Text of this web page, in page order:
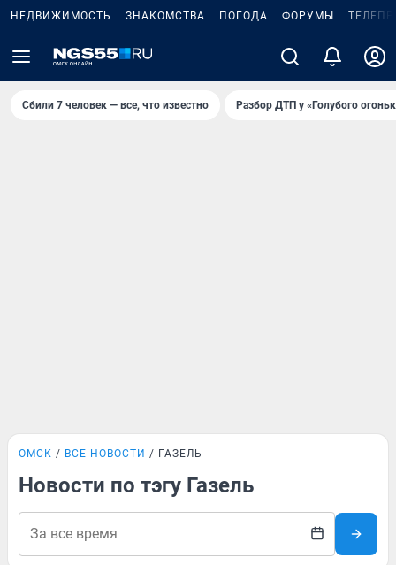
НЕДВИЖИМОСТЬ ЗНАКОМСТВА ПОГОДА ФОРУМЫ
Сбили 7 человек — все, что известно Разбор ДТП у «Голубого
ОМСК ВСЕ НОВОСТИ ГАЗЕЛЬ
Новости по тэгу Газель